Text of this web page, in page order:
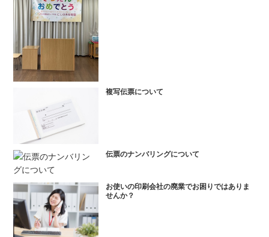
複写伝票について
伝票のナンバリングについて
お使いの印刷会社の廃業でお困りではありま
せんか？